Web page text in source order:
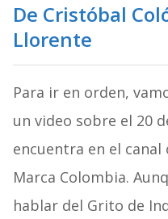
De Cristóbal
Llorente
Para ir en orden,
un video sobre el 20
encuentra en el canal
Marca Colombia.
hablar del Grito de